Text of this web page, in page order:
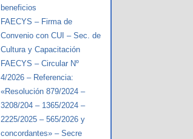
beneficios
FAECYS – Firma de
Convenio con CUI – Sec. de
Cultura y Capacitación
FAECYS – Circular Nº
4/2026 – Referencia:
«Resolución 879/2024 –
3208/204 – 1365/2024 –
2225/2025 – 565/2026 y
concordantes» – Secre